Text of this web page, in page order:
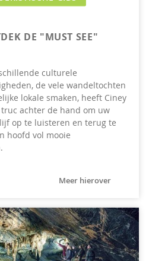
DE "MUST SEE"
culturele
de vele wandeltochten
lokale smaken, heeft Ciney
achter de hand om uw
op te luisteren en terug te
hoofd vol mooie
Meer hierover